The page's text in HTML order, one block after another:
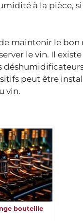
à la pièce, si
maintenir le bon
le vin. Il existe
peut être
vin.
bouteille